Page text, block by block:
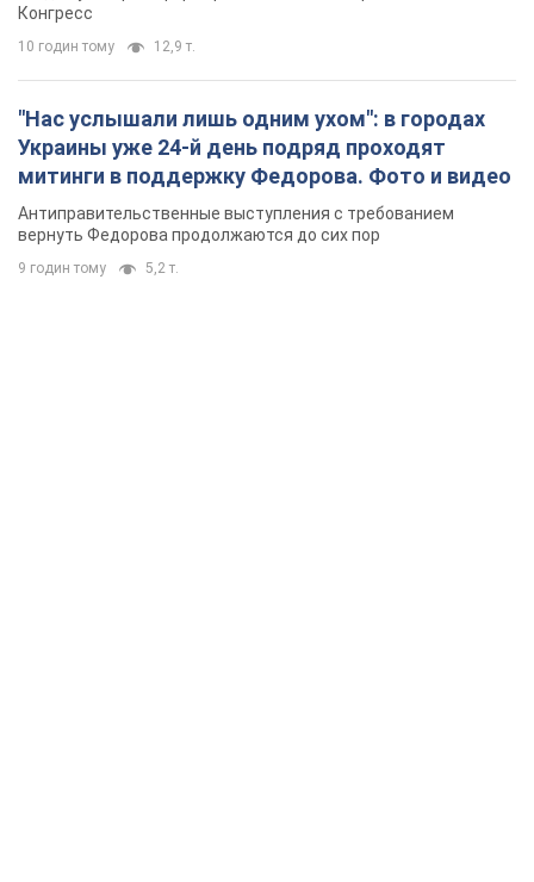
Конгресс
10 годин тому 12,9 т.
"Нас услышали лишь одним ухом": в городах
Украины уже 24-й день подряд проходят
митинги в поддержку Федорова. Фото и видео
Антиправительственные выступления с требованием
вернуть Федорова продолжаются до сих пор
9 годин тому 5,2 т.